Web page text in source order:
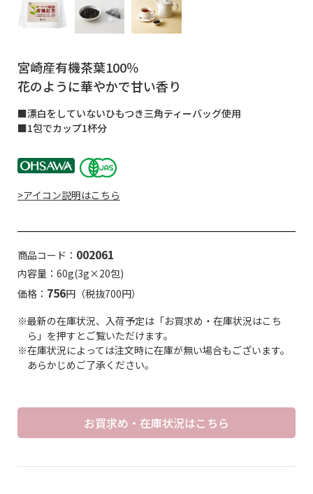
宮崎産有機茶葉100％
花のように華やかで甘い香り
■漂白をしていないひもつき三角ティーバッグ使用
■1包でカップ1杯分
>アイコン説明はこちら
商品コード： 002061
内容量：60g(3g×20包)
価格： 756円（税抜700円）
※最新の在庫状況、入荷予定は「お買求め・在庫状況はこち
ら」を押すとご覧いただけます。
※在庫状況によっては注文時に在庫が無い場合もございます。
あらかじめご了承ください。
お買求め・在庫状況はこちら